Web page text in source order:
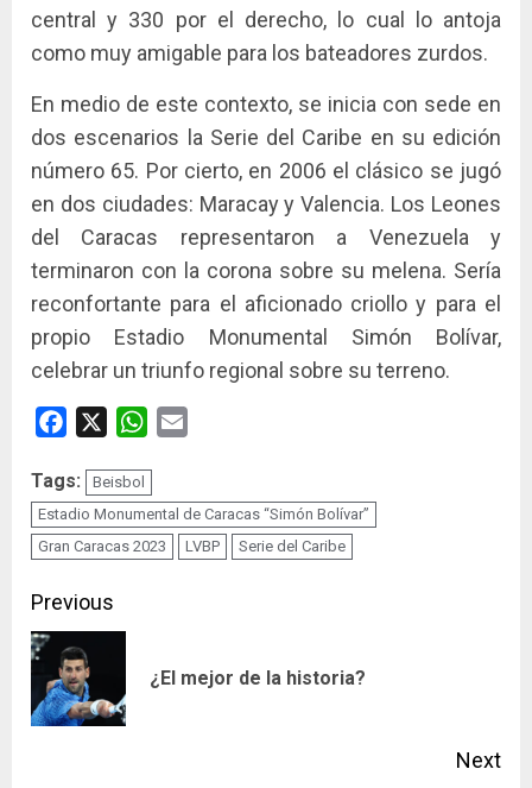
central y 330 por el derecho, lo cual lo antoja
como muy amigable para los bateadores zurdos.
En medio de este contexto, se inicia con sede en
dos escenarios la Serie del Caribe en su edición
número 65. Por cierto, en 2006 el clásico se jugó
en dos ciudades: Maracay y Valencia. Los Leones
del Caracas representaron a Venezuela y
terminaron con la corona sobre su melena. Sería
reconfortante para el aficionado criollo y para el
propio Estadio Monumental Simón Bolívar,
celebrar un triunfo regional sobre su terreno.
Facebook WhatsApp
Tags:
Beisbol
Estadio Monumental de Caracas “Simón Bolívar”
Gran Caracas 2023
LVBP Serie del Caribe
Continue
Reading
Previous
¿El mejor de la historia?
Next